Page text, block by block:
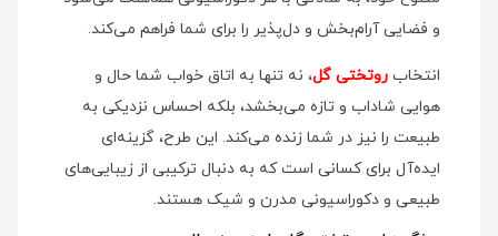
و فضایی آرام‌بخش و دل‌پذیر را برای شما فراهم می‌کند.
انتخاب روتختی گل، نه تنها به اتاق خواب شما حال و
هوایی شاداب و تازه می‌بخشد، بلکه احساس نزدیکی به
طبیعت را نیز در شما زنده می‌کند. این طرح، گزینه‌ای
ایده‌آل برای کسانی است که به دنبال ترکیبی از زیبایی‌های
طبیعی و دکوراسیونی مدرن و شیک هستند.